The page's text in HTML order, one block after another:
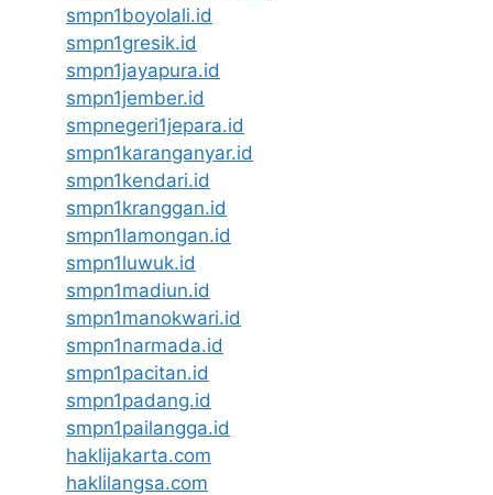
smpn1boyolali.id
smpn1gresik.id
smpn1jayapura.id
smpn1jember.id
smpnegeri1jepara.id
smpn1karanganyar.id
smpn1kendari.id
smpn1kranggan.id
smpn1lamongan.id
smpn1luwuk.id
smpn1madiun.id
smpn1manokwari.id
smpn1narmada.id
smpn1pacitan.id
smpn1padang.id
smpn1pailangga.id
haklijakarta.com
haklilangsa.com